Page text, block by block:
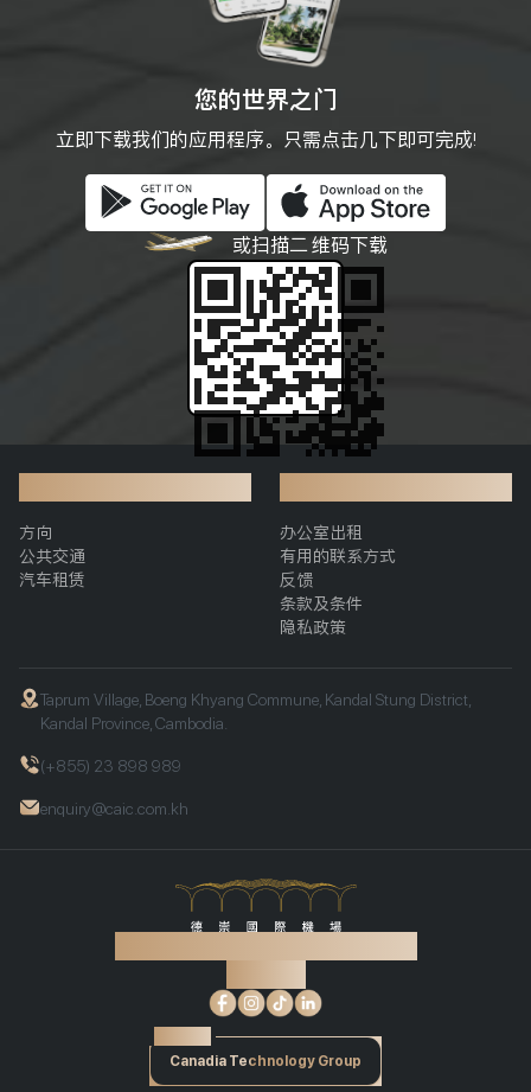
您的世界之门
立即下载我们的应用程序。只需点击几下即可完成!
或扫描二维码下载
方向
公共交通
汽车租赁
办公室出租
有用的联系方式
反馈
条款及条件
隐私政策
Taprum Village, Boeng Khyang Commune, Kandal Stung District,
Kandal Province, Cambodia.
(+855) 23 898 989
enquiry@caic.com.kh
Canadia Technology Group